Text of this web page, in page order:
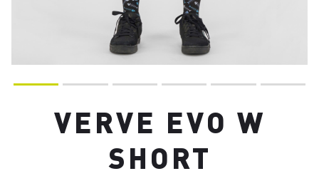
VERVE EVO W
SHORT